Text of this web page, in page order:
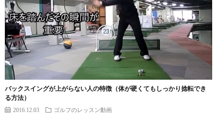
バックスイングが上がらない人の特徴（体が硬くてもしっかり捻転でき
る方法）
2016.12.03 ゴルフのレッスン動画